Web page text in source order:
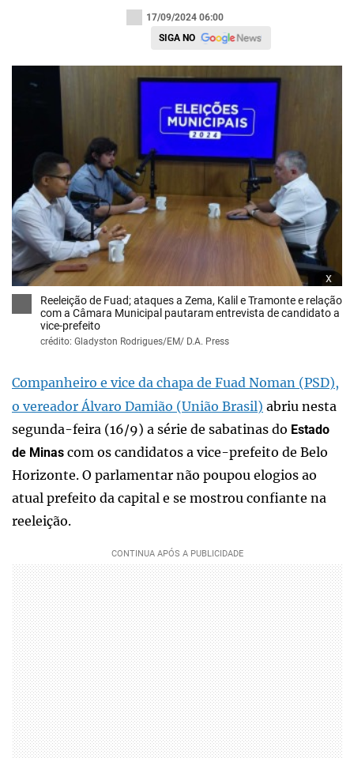
17/09/2024 06:00
SIGA NO
x
Reeleição de Fuad; ataques a Zema, Kalil e Tramonte e relação
com a Câmara Municipal pautaram entrevista de candidato a
vice-prefeito
crédito: Gladyston Rodrigues/EM/ D.A. Press
Companheiro e vice da chapa de Fuad Noman (PSD),
o vereador Álvaro Damião (União Brasil) abriu nesta
segunda-feira (16/9) a série de sabatinas do Estado
de Minas com os candidatos a vice-prefeito de Belo
Horizonte. O parlamentar não poupou elogios ao
atual prefeito da capital e se mostrou confiante na
reeleição.